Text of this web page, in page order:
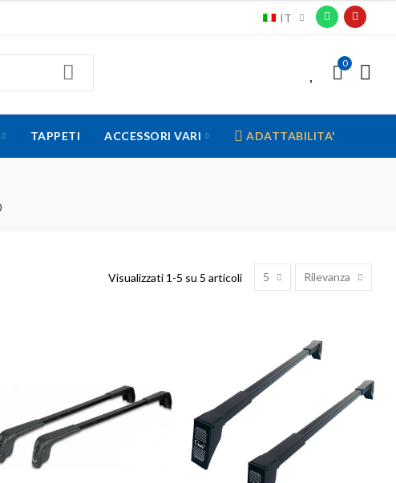
IT
0
TAPPETI ACCESSORI VARI ADATTABILITA'
Visualizzati 1-5 su 5 articoli 5 Rilevanza